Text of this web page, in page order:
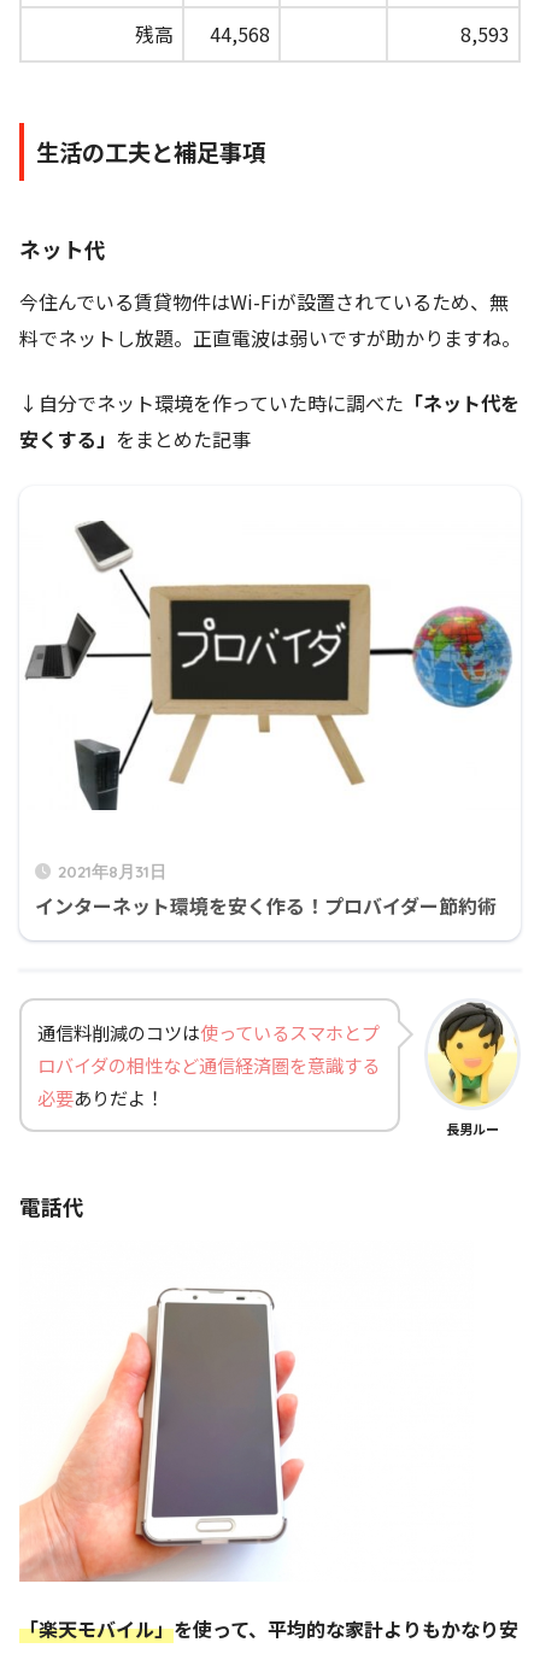
残高
44,568 8,593
生活の工夫と補足事項
ネット代
今住んでいる賃貸物件はWi-Fiが設置されているため、無
料でネットし放題。正直電波は弱いですが助かりますね。
↓自分でネット環境を作っていた時に調べた 「ネット代を
安くする」 をまとめた記事
2021年8月31日
インターネット環境を安く作る！プロバイダー節約術
通信料削減のコツは使っているスマホとプ
ロバイダの相性など通信経済圏を意識する
必要ありだよ！
長男ルー
電話代
「楽天モバイル」を使って、平均的な家計よりもかなり安